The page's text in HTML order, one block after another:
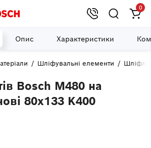
0
Шліфувальні елементи
Bosch M480 на
80x133 K400
Опис Характеристики